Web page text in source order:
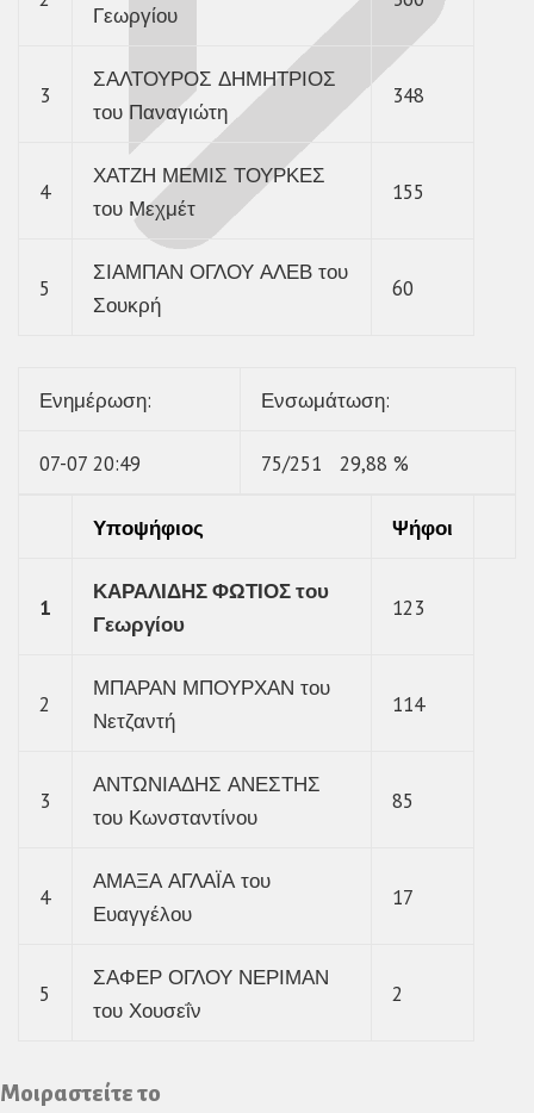
Γεωργίου
3
ΣΑΛΤΟΥΡΟΣ ΔΗΜΗΤΡΙΟΣ
του Παναγιώτη
348
4
ΧΑΤΖΗ ΜΕΜΙΣ ΤΟΥΡΚΕΣ
του Μεχμέτ
155
5
ΣΙΑΜΠΑΝ ΟΓΛΟΥ ΑΛΕΒ του
Σουκρή
60
Ενημέρωση: Ενσωμάτωση:
07-07 20:49 75/251 29,88 %
Υποψήφιος Ψήφοι
1
ΚΑΡΑΛΙΔΗΣ ΦΩΤΙΟΣ του
Γεωργίου
123
2
ΜΠΑΡΑΝ ΜΠΟΥΡΧΑΝ του
Νετζαντή
114
3
ΑΝΤΩΝΙΑΔΗΣ ΑΝΕΣΤΗΣ
του Κωνσταντίνου
85
4
ΑΜΑΞΑ ΑΓΛΑΪΑ του
Ευαγγέλου
17
5
ΣΑΦΕΡ ΟΓΛΟΥ ΝΕΡΙΜΑΝ
του Χουσεΐν
2
Μοιραστείτε το